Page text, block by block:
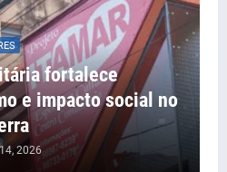
fortalece
e impacto social no
2026